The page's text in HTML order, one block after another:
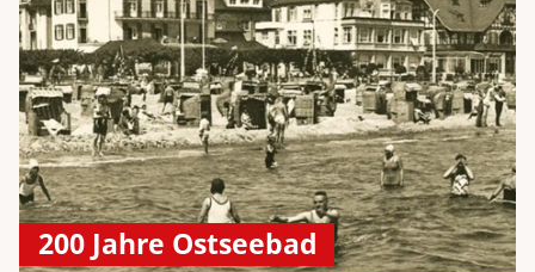
200 Jahre Ostseebad